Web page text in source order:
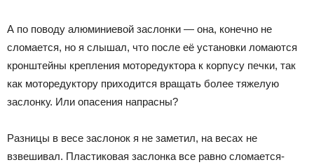
А по поводу алюминиевой заслонки — она, конечно не
сломается, но я слышал, что после её установки ломаются
кронштейны крепления моторедуктора к корпусу печки, так
как моторедуктору приходится вращать более тяжелую
заслонку. Или опасения напрасны?
Разницы в весе заслонок я не заметил, на весах не
взвешивал. Пластиковая заслонка все равно сломается-